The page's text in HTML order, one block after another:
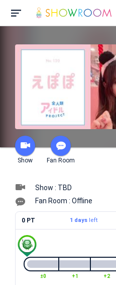
Show Fan Room
Show : TBD
Fan Room : Offline
0 PT 1 daysleft
±0 +1 +2